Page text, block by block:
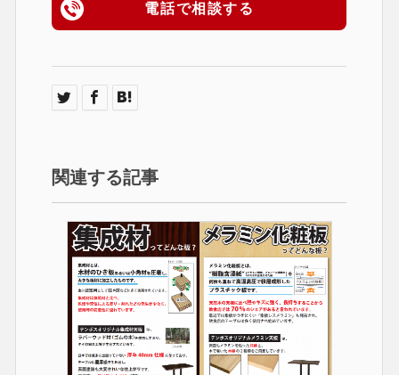
電話で相談する
関連する記事